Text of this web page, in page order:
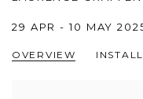
29 APR - 10 MAY
OVERVIEW